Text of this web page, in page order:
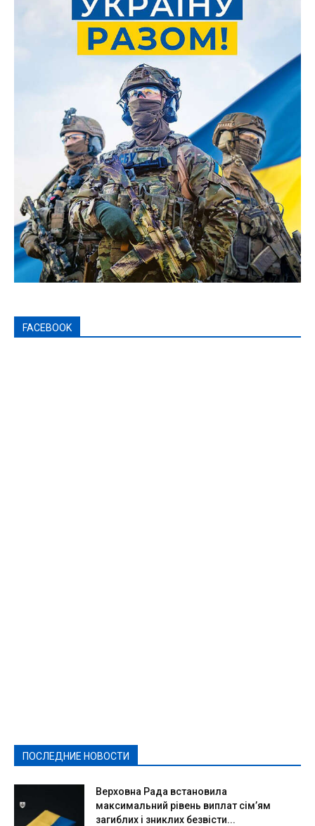
FACEBOOK
ПОСЛЕДНИЕ НОВОСТИ
Верховна Рада встановила
максимальний рівень виплат сім’ям
загиблих і зниклих безвісти...